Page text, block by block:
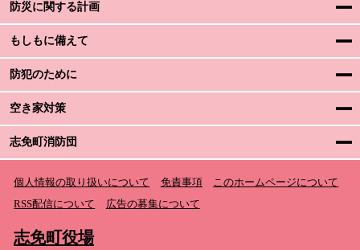
防災に関する計画
もしもに備えて
防犯のために
空き家対策
志免町消防団
個人情報の取り扱いについて 免責事項
このホームページについて
RSS配信について
広告の募集について
志免町役場